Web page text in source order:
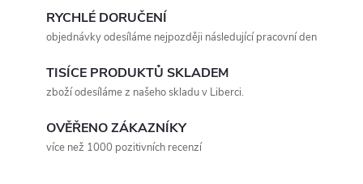
RYCHLÉ DORUČENÍ
objednávky odesíláme nejpozději následující pracovní den
TISÍCE PRODUKTŮ SKLADEM
zboží odesíláme z našeho skladu v Liberci.
OVĚŘENO ZÁKAZNÍKY
více než 1000 pozitivních recenzí